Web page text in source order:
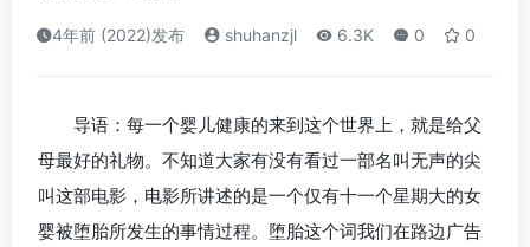
4年前 (2022)发布 shuhanzjl 6.3K 0 0
导语：每一个婴儿健康的来到这个世界上，就是给父
母最好的礼物。不知道大家有没有看过一部名叫无声的尖
叫这部电影，电影所讲述的是一个仅有十一个星期大的女
婴被堕胎所发生的事情过程。堕胎这个词我们在路边广告